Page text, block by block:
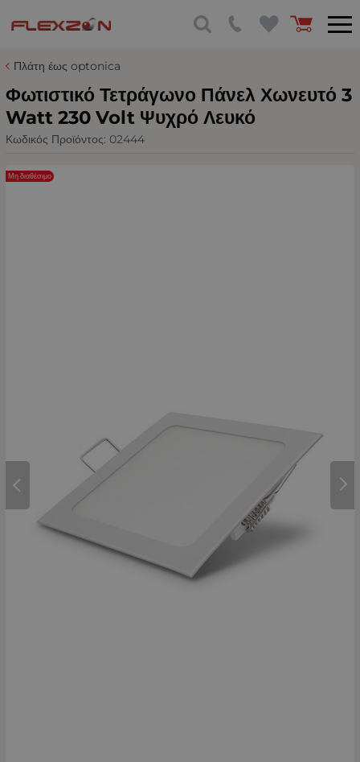
Πλάτη έως optonica
Φωτιστικό Τετράγωνο Πάνελ Χωνευτό 3
Watt 230 Volt Ψυχρό Λευκό
Κωδικός Προϊόντος: 02444
Μη διαθέσιμο